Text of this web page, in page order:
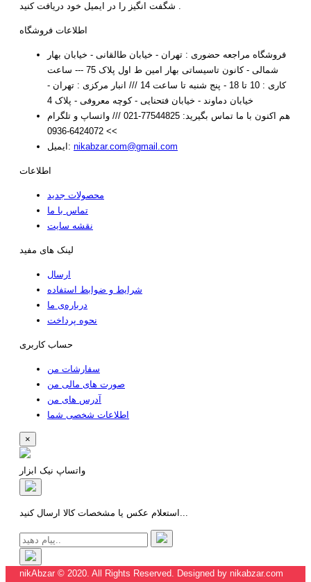
شگفت انگیز را در ایمیل خود دریافت کنید .
اطلاعات فروشگاه
فروشگاه مراجعه حضوری : تهران - خیابان طالقانی - خیابان بهار
شمالی - کانون تاسیساتی بهار امین ط اول پلاک 75 --- ساعت
کاری : 10 تا 18 - پنج شنبه تا ساعت 14 /// انبار مرکزی : تهران -
خیابان دماوند - خیابان فتحنایی - کوچه معروفی - پلاک 4
هم اکنون با ما تماس بگیرید:
77544825-021 /// واتساپ و تلگرام
>> 6424072-0936
ایمیل: nikabzar.com@gmail.com
اطلاعات
محصولات جدید
تماس با ما
نقشه سایت
لینک های مفید
ارسال
شرایط و ضوابط استفاده
درباره‌ی ما
نحوه پرداخت
حساب کاربری
سفارشات من
صورت های مالی من
آدرس های من
اطلاعات شخصی شما
×
واتساپ نیک ابزار
استعلام عکس یا مشخصات کالا ارسال کنید...
nikAbzar © 2020. All Rights Reserved. Designed by nikabzar.com